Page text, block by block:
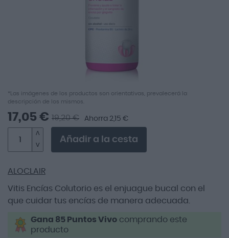
Saltar
al
comienzo
galería
de
*Las imágenes de los productos son orientativas, prevalecerá la
descripción de los mismos.
ALOCLAIR
Vitis Encías Colutorio es el enjuague bucal con el
que cuidar tus encías de manera adecuada.
Gana 85 Puntos Vivo comprando este
producto
17,05 € 19,20 € Ahorra 2,15 €
Añadir a la cesta